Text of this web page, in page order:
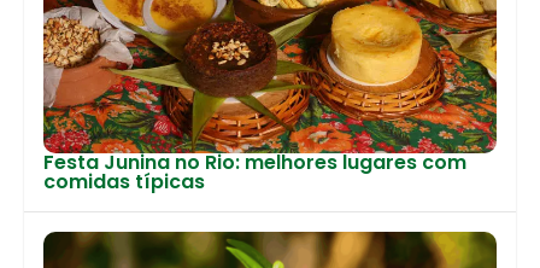
Festa Junina no Rio: melhores lugares com
comidas típicas